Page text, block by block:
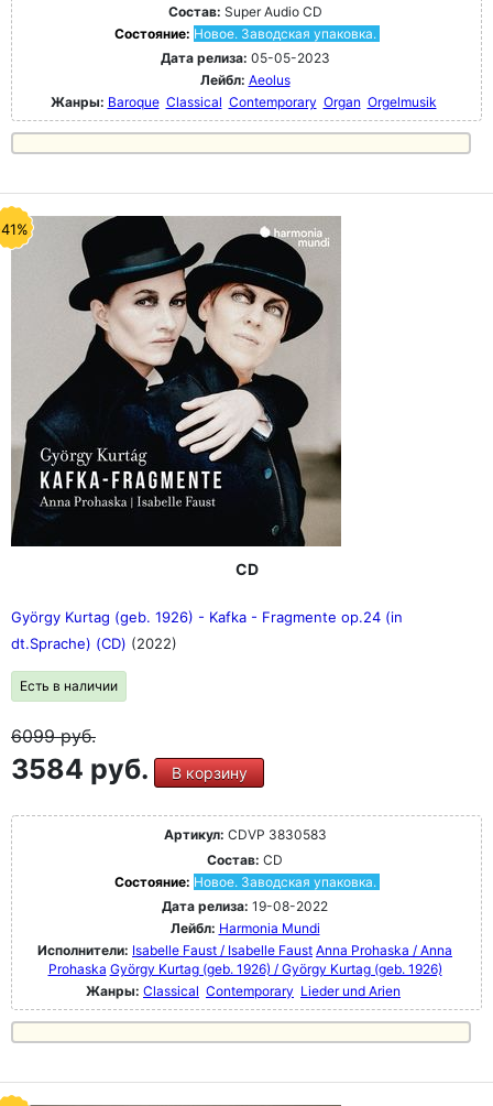
Состав: Super Audio CD
Состояние: Новое. Заводская упаковка.
Дата релиза: 05-05-2023
Лейбл: Aeolus
Жанры: Baroque Classical Contemporary Organ Orgelmusik
CD
György Kurtag (geb. 1926) - Kafka - Fragmente op.24 (in
dt.Sprache) (CD) (2022)
Есть в наличии
6099руб.
3584 руб. В корзину
Артикул: CDVP 3830583
Состав: CD
Состояние: Новое. Заводская упаковка.
Дата релиза: 19-08-2022
Лейбл: Harmonia Mundi
Исполнители: Isabelle Faust / Isabelle Faust Anna Prohaska / Anna
Prohaska György Kurtag (geb. 1926) / György Kurtag (geb. 1926)
Жанры: Classical Contemporary Lieder und Arien